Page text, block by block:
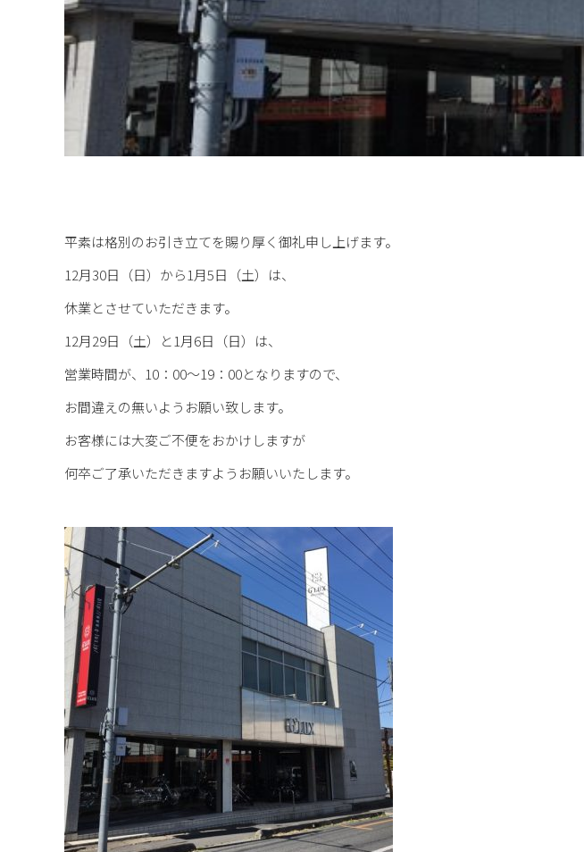
平素は格別のお引き立てを賜り厚く御礼申し上げます。
12月30日（日）から1月5日（土）は、
休業とさせていただきます。
12月29日（土）と1月6日（日）は、
営業時間が、10：00～19：00となりますので、
お間違えの無いようお願い致します。
お客様には大変ご不便をおかけしますが
何卒ご了承いただきますようお願いいたします。